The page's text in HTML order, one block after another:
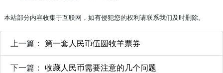
本站部分内容收集于互联网，如有侵犯您的权利请联系我们及时删除。
上一篇： 第一套人民币伍圆牧羊票券
下一篇： 收藏人民币需要注意的几个问题